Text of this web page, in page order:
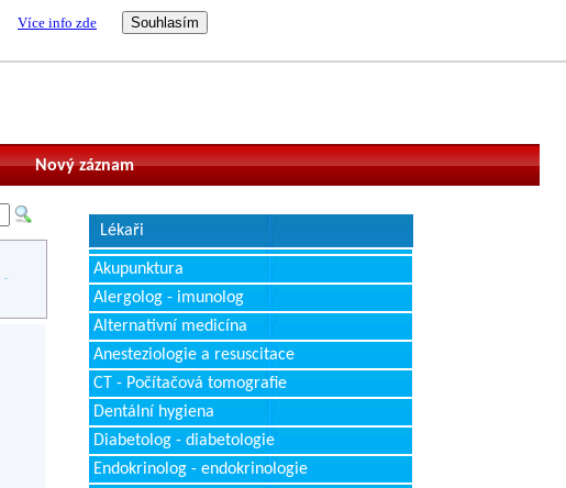
Více info zde
Nový záznam
-
Lékaři
Akupunktura
Alergolog - imunolog
Alternativní medicína
Anesteziologie a resuscitace
CT - Počítačová tomografie
Dentální hygiena
Diabetolog - diabetologie
Endokrinolog - endokrinologie